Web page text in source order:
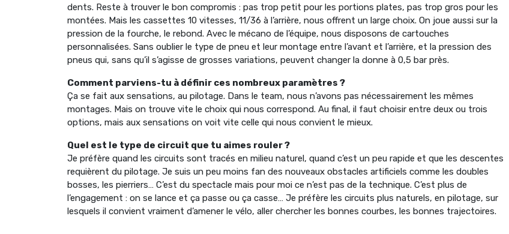
dents. Reste à trouver le bon compromis : pas trop petit pour les portions plates, pas trop gros pour les
montées. Mais les cassettes 10 vitesses, 11/36 à l’arrière, nous offrent un large choix. On joue aussi sur la
pression de la fourche, le rebond. Avec le mécano de l’équipe, nous disposons de cartouches
personnalisées. Sans oublier le type de pneu et leur montage entre l’avant et l’arrière, et la pression des
pneus qui, sans qu’il s’agisse de grosses variations, peuvent changer la donne à 0,5 bar près.
Comment parviens-tu à définir ces nombreux paramètres ?
Ça se fait aux sensations, au pilotage. Dans le team, nous n’avons pas nécessairement les mêmes
montages. Mais on trouve vite le choix qui nous correspond. Au final, il faut choisir entre deux ou trois
options, mais aux sensations on voit vite celle qui nous convient le mieux.
Quel est le type de circuit que tu aimes rouler ?
Je préfère quand les circuits sont tracés en milieu naturel, quand c’est un peu rapide et que les descentes
requièrent du pilotage. Je suis un peu moins fan des nouveaux obstacles artificiels comme les doubles
bosses, les pierriers… C’est du spectacle mais pour moi ce n’est pas de la technique. C’est plus de
l’engagement : on se lance et ça passe ou ça casse… Je préfère les circuits plus naturels, en pilotage, sur
lesquels il convient vraiment d’amener le vélo, aller chercher les bonnes courbes, les bonnes trajectoires.